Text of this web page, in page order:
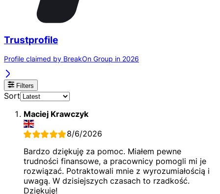
Trustprofile
Profile claimed by BreakOn Group in 2026
Filters
Sort
Maciej Krawczyk
8/6/2026
Bardzo dziękuję za pomoc. Miałem pewne
trudności finansowe, a pracownicy pomogli mi je
rozwiązać. Potraktowali mnie z wyrozumiałością i
uwagą. W dzisiejszych czasach to rzadkość.
Dziękuję!